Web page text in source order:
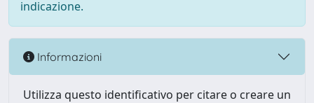
indicazione.
Informazioni
Utilizza questo identificativo per citare o creare un